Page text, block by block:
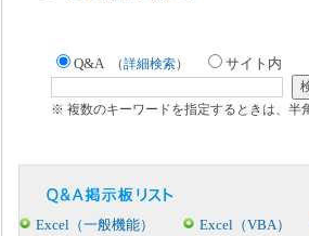
Q&A （詳細検索） サイト内
※ 複数のキーワードを指定するときは、半
Excel（一般機能） Excel（VBA）